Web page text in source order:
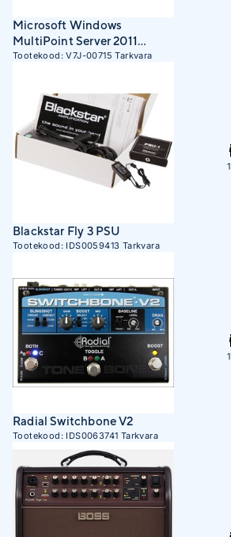
Microsoft Windows
MultiPoint Server 2011
Premium, ALNG, LicS
Tootekood:V7J-00715 Tarkvara
Blackstar Fly 3 PSU
Tootekood: IDS0059413 Tarkvara
1
Radial Switchbone V2
Tootekood: IDS0063741 Tarkvara
1